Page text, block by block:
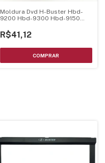
Moldura Dvd H-Buster Hbd-
9200 Hbd-9300 Hbd-9150
R$41,12